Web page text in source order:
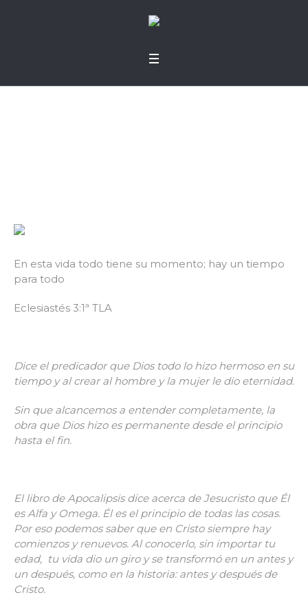
En esta vida todo tiene su momento; hay un tiempo
para todo
Eclesiastés 3:1ª TLA
Dice el predicador que Dios todo lo hizo hermoso en su
tiempo y al crear al hombre y la mujer le dio eternidad.
Sin que alcancemos a entender completamente, la
obra que Dios hizo es permanente desde el principio
hasta el fin.
El libro de Apocalipsis dice acerca de Jesucristo que Él
es Alfa y Omega. Él es el principio de todas las cosas.
Por eso podemos saber que en Cristo siempre hay
comienzos y renuevos. Al conocerlo, sin importar tu
edad, tu vida dio un giro y se transformó en un antes y
un después, como en la historia: antes y después de
Cristo.